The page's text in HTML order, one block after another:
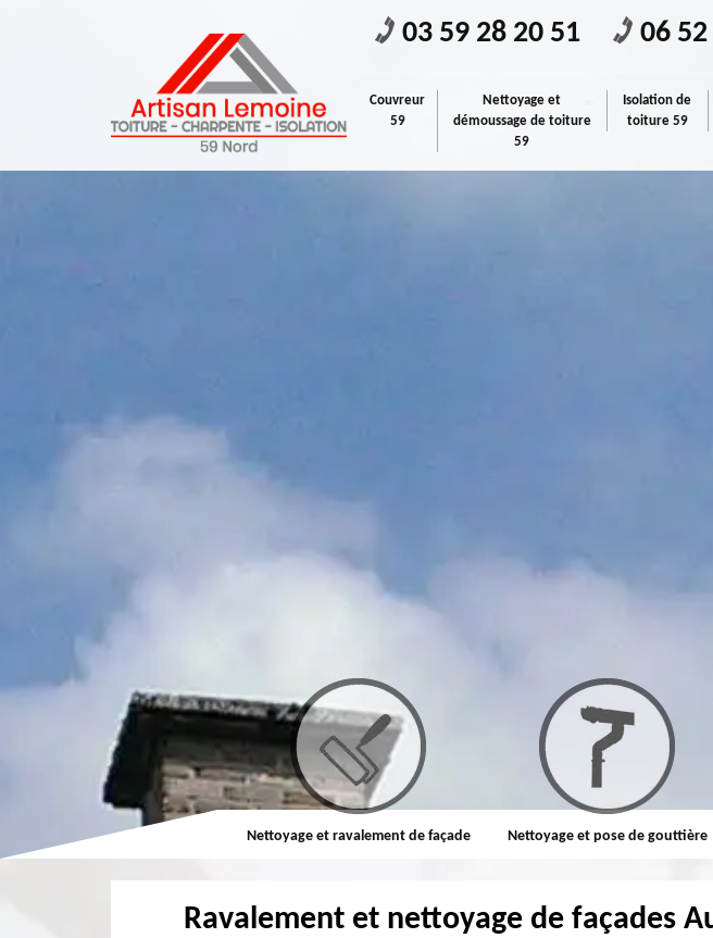
03 59 28 20 51 06
Couvreur
59
Nettoyage et
démoussage de toiture
59
Isolation de
toiture 59
Nettoyage et ravalement de façade Nettoyage et pose de gouttière Isolation
Ravalement et nettoyage de façades